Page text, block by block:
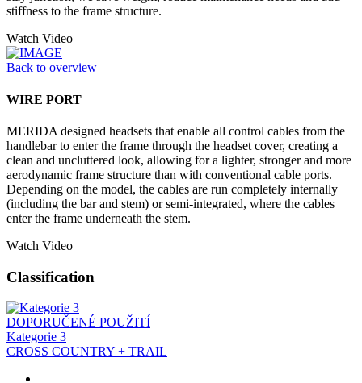
stiffness to the frame structure.
Watch Video
Back to overview
WIRE PORT
MERIDA designed headsets that enable all control cables from the
handlebar to enter the frame through the headset cover, creating a
clean and uncluttered look, allowing for a lighter, stronger and more
aerodynamic frame structure than with conventional cable ports.
Depending on the model, the cables are run completely internally
(including the bar and stem) or semi-integrated, where the cables
enter the frame underneath the stem.
Watch Video
Classification
DOPORUČENÉ POUŽITÍ
Kategorie 3
CROSS COUNTRY + TRAIL